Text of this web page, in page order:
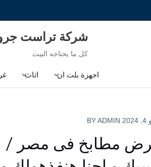
شركة تراست
كل ما يحتاجه البيت
اجهزة بلت ان اثاث
ADMIN
مطابخ فى مصر /